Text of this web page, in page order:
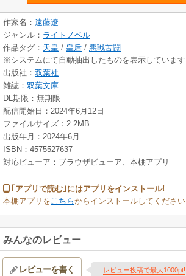
作家名： 遠藤遼
ジャンル： ライトノベル
作品タグ： 天皇 / 皇后 / 悪戦苦闘
※システムにて自動抽出したものを表示しています
出版社： 双葉社
雑誌： 双葉文庫
DL期限：無期限
配信開始日：2024年6月12日
ファイルサイズ：2.2MB
出版年月：2024年6月
ISBN：4575527637
対応ビューア：ブラウザビューア、本棚アプリ
｢アプリで読む｣にはアプリをインストール!
本棚アプリをこちらからインストールしてください
みんなのレビュー
レビューを書く レビュー投稿で最大1000pt!